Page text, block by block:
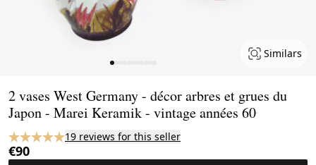
Similars
2 vases West Germany - décor arbres et grues du
Japon - Marei Keramik - vintage années 60
19 reviews for this seller
€90